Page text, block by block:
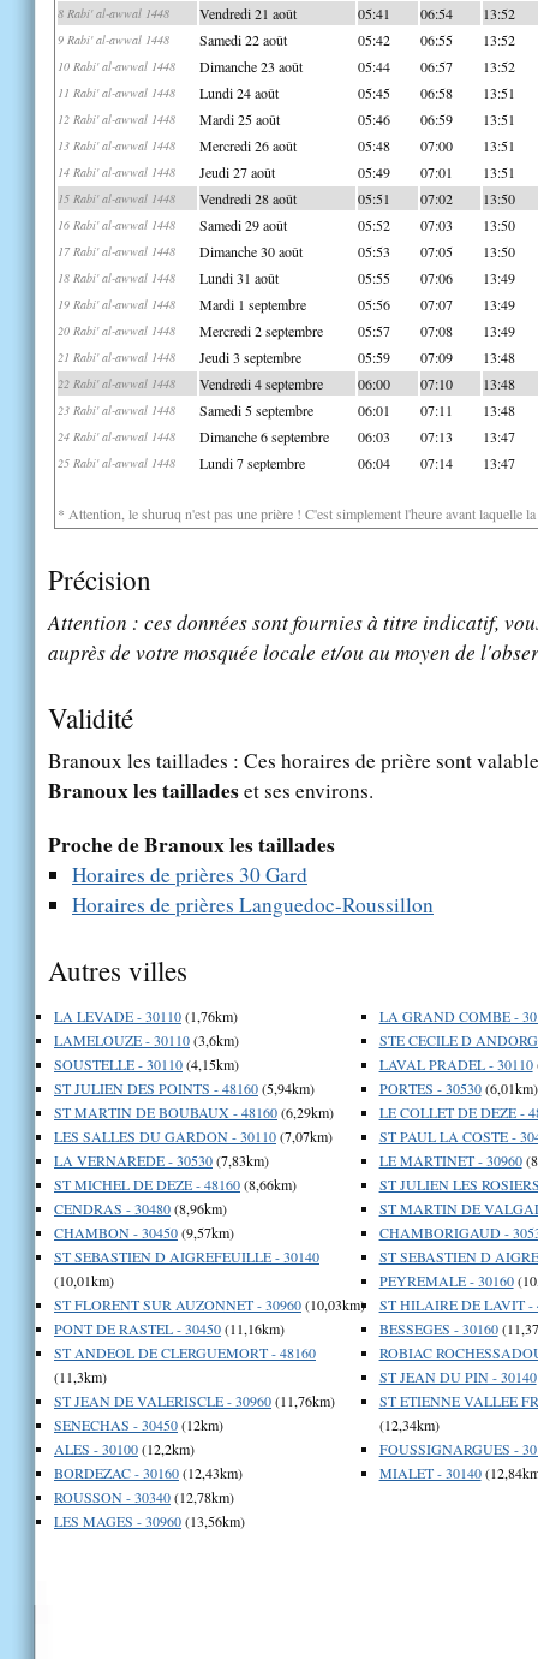
8 Rabi' al-awwal 1448 Vendredi 21 août 05:41 06:54 13:52
9 Rabi' al-awwal 1448 Samedi 22 août 05:42 06:55 13:52
10 Rabi' al-awwal 1448 Dimanche 23 août 05:44 06:57 13:52
11 Rabi' al-awwal 1448 Lundi 24 août 05:45 06:58 13:51
12 Rabi' al-awwal 1448 Mardi 25 août 05:46 06:59 13:51
13 Rabi' al-awwal 1448 Mercredi 26 août 05:48 07:00 13:51
14 Rabi' al-awwal 1448 Jeudi 27 août 05:49 07:01 13:51
15 Rabi' al-awwal 1448 Vendredi 28 août 05:51 07:02 13:50
16 Rabi' al-awwal 1448 Samedi 29 août 05:52 07:03 13:50
17 Rabi' al-awwal 1448 Dimanche 30 août 05:53 07:05 13:50
18 Rabi' al-awwal 1448 Lundi 31 août 05:55 07:06 13:49
19 Rabi' al-awwal 1448 Mardi 1 septembre 05:56 07:07 13:49
20 Rabi' al-awwal 1448 Mercredi 2 septembre 05:57 07:08 13:49
21 Rabi' al-awwal 1448 Jeudi 3 septembre 05:59 07:09 13:48
22 Rabi' al-awwal 1448 Vendredi 4 septembre 06:00 07:10 13:48
23 Rabi' al-awwal 1448 Samedi 5 septembre 06:01 07:11 13:48
24 Rabi' al-awwal 1448 Dimanche 6 septembre 06:03 07:13 13:47
25 Rabi' al-awwal 1448 Lundi 7 septembre 06:04 07:14 13:47
* Attention, le shuruq n'est pas une prière ! C'est simplement l'heure avant laquelle
Précision
Attention : ces données sont fournies à titre indicatif,
auprès de votre mosquée locale et/ou au moyen de
Validité
Branoux les taillades : Ces horaires de prière sont
Branoux les tailladeset ses environs.
Proche de Branoux les taillades
Horaires de prières 30 Gard
Horaires de prières Languedoc-Roussillon
Autres villes
LA LEVADE - 30110(1,76km)
LAMELOUZE - 30110(3,6km)
SOUSTELLE - 30110(4,15km)
ST JULIEN DES POINTS - 48160(5,94km)
ST MARTIN DE BOUBAUX - 48160(6,29km)
LES SALLES DU GARDON - 30110(7,07km)
LA VERNAREDE - 30530(7,83km)
ST MICHEL DE DEZE - 48160(8,66km)
CENDRAS - 30480(8,96km)
CHAMBON - 30450(9,57km)
ST SEBASTIEN D AIGREFEUILLE - 30140
(10,01km)
ST FLORENT SUR AUZONNET - 30960(10,03km)
PONT DE RASTEL - 30450(11,16km)
ST ANDEOL DE CLERGUEMORT - 48160
(11,3km)
ST JEAN DE VALERISCLE - 30960(11,76km)
SENECHAS - 30450(12km)
ALES - 30100(12,2km)
BORDEZAC - 30160(12,43km)
ROUSSON - 30340(12,78km)
LES MAGES - 30960(13,56km)
LA GRAND COMBE -
STE CECILE D
LAVAL PRADEL - 30110
PORTES - 30530(6,01km)
LE COLLET DE DEZE -
ST PAUL LA COSTE -
LE MARTINET - 30960
ST JULIEN LES
ST MARTIN DE
CHAMBORIGAUD -
ST SEBASTIEN D
PEYREMALE - 30160
ST HILAIRE DE LAVIT -
BESSEGES - 30160
ROBIAC
ST JEAN DU PIN - 30140
ST ETIENNE VALLEE
(12,34km)
FOUSSIGNARGUES -
MIALET - 30140